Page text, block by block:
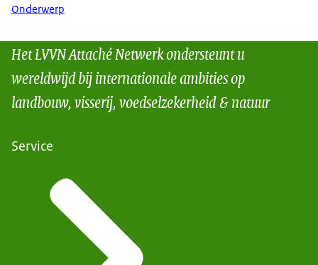
Onderwerp
Het LVVN Attaché Netwerk ondersteunt u
wereldwijd bij internationale ambities op
landbouw, visserij, voedselzekerheid & natuur
Service